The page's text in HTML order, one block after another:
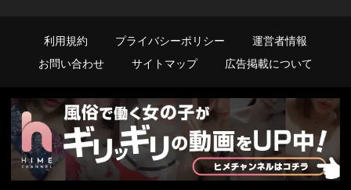
利用規約 プライバシーポリシー
運営者情報
お問い合わせ
サイトマップ 広告掲載について